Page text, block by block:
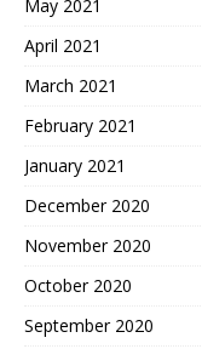
May 2021
April 2021
March 2021
February 2021
January 2021
December 2020
November 2020
October 2020
September 2020